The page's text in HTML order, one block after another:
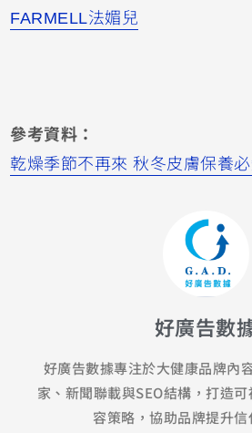
FARMELL法媚兒
參考資料：
乾燥季節不再來 秋冬皮膚保養
好廣告數
好廣告數據專注於大健康品牌內
家、新聞聯載與SEO結構，打造
容策略，協助品牌提升